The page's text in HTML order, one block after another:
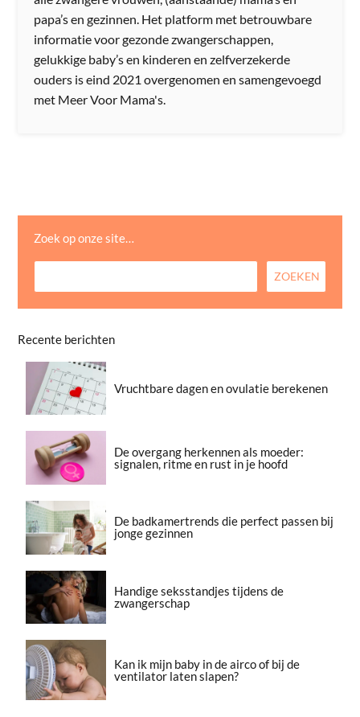
papa’s en gezinnen. Het platform met betrouwbare
informatie voor gezonde zwangerschappen,
gelukkige baby’s en kinderen en zelfverzekerde
ouders is eind 2021 overgenomen en samengevoegd
met Meer Voor Mama's.
Zoek op onze site…
Recente berichten
Vruchtbare dagen en ovulatie berekenen
De overgang herkennen als moeder:
signalen, ritme en rust in je hoofd
De badkamertrends die perfect passen bij
jonge gezinnen
Handige seksstandjes tijdens de
zwangerschap
Kan ik mijn baby in de airco of bij de
ventilator laten slapen?